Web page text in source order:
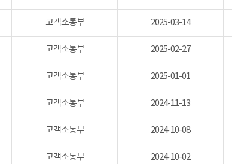
고객소통부 2025-03-14
고객소통부 2025-02-27
고객소통부 2025-01-01
고객소통부 2024-11-13
고객소통부 2024-10-08
고객소통부 2024-10-02